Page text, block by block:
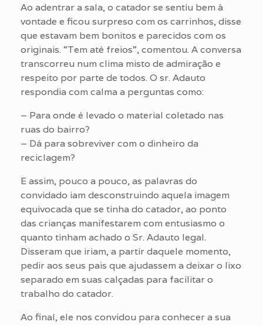
Ao adentrar a sala, o catador se sentiu bem à
vontade e ficou surpreso com os carrinhos, disse
que estavam bem bonitos e parecidos com os
originais. “Tem até freios”, comentou. A conversa
transcorreu num clima misto de admiração e
respeito por parte de todos. O sr. Adauto
respondia com calma a perguntas como:
– Para onde é levado o material coletado nas
ruas do bairro?
– Dá para sobreviver com o dinheiro da
reciclagem?
E assim, pouco a pouco, as palavras do
convidado iam desconstruindo aquela imagem
equivocada que se tinha do catador, ao ponto
das crianças manifestarem com entusiasmo o
quanto tinham achado o Sr. Adauto legal.
Disseram que iriam, a partir daquele momento,
pedir aos seus pais que ajudassem a deixar o lixo
separado em suas calçadas para facilitar o
trabalho do catador.
Ao final, ele nos convidou para conhecer a sua